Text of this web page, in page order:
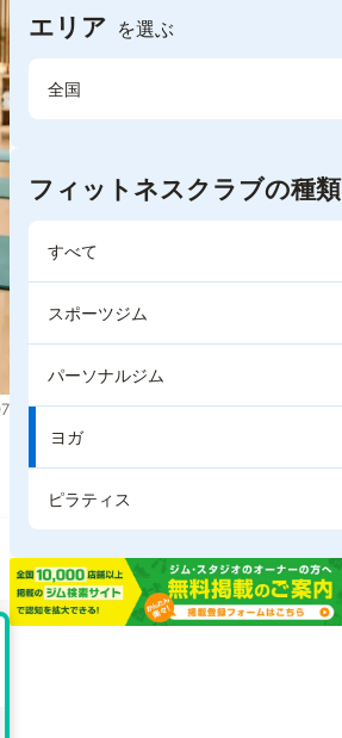
エリア を選ぶ
全国
フィットネスクラブの種類
すべて
スポーツジム
パーソナルジム
ヨガ
ピラティス